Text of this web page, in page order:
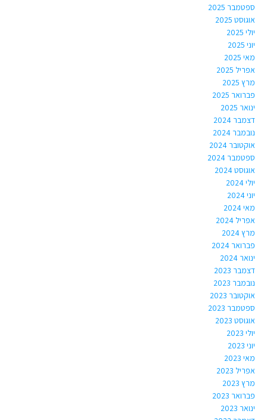
ספטמבר 2025
אוגוסט 2025
יולי 2025
יוני 2025
מאי 2025
אפריל 2025
מרץ 2025
פברואר 2025
ינואר 2025
דצמבר 2024
נובמבר 2024
אוקטובר 2024
ספטמבר 2024
אוגוסט 2024
יולי 2024
יוני 2024
מאי 2024
אפריל 2024
מרץ 2024
פברואר 2024
ינואר 2024
דצמבר 2023
נובמבר 2023
אוקטובר 2023
ספטמבר 2023
אוגוסט 2023
יולי 2023
יוני 2023
מאי 2023
אפריל 2023
מרץ 2023
פברואר 2023
ינואר 2023